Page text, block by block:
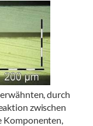
durch
zwischen
Komponenten,